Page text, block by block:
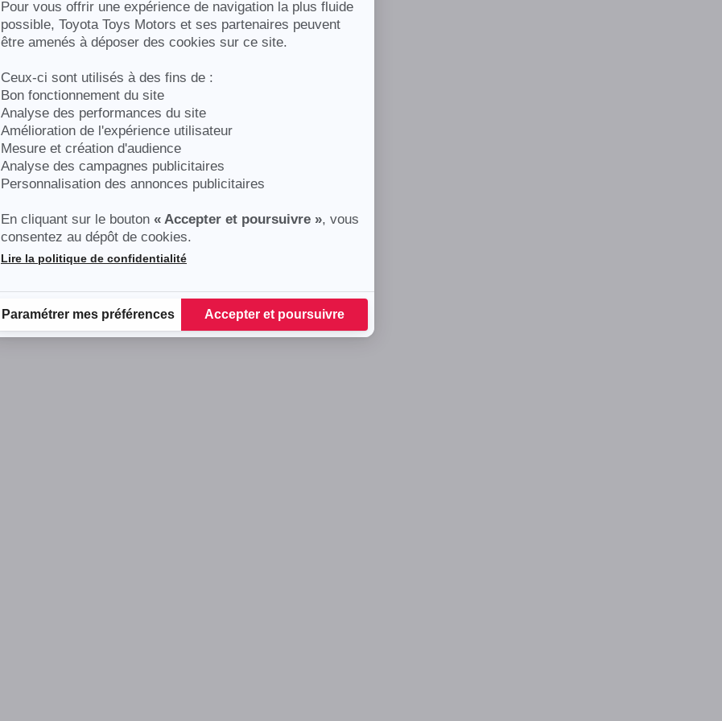
Pour vous offrir une expérience de navigation la plus fluide
possible, Toyota Toys Motors et ses partenaires peuvent
être amenés à déposer des cookies sur ce site.
Ceux-ci sont utilisés à des fins de :
Bon fonctionnement du site
Analyse des performances du site
Amélioration de l'expérience utilisateur
Mesure et création d'audience
Analyse des campagnes publicitaires
Personnalisation des annonces publicitaires
En cliquant sur le bouton « Accepter et poursuivre », vous
consentez au dépôt de cookies.
Plateforme de Gestion du Consentement : Personnalisez vos Options
Lire la politique de confidentialité
Paramétrer mes préférences Accepter et poursuivre